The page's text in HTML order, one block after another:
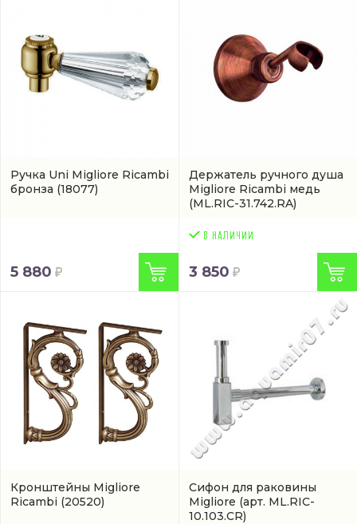
Ручка Uni Migliore Ricambi
бронза (18077)
5 880
Держатель ручного душа
Migliore Ricambi медь
(ML.RIC-31.742.RA)
3 850
Кронштейны Migliore
Ricambi (20520)
Сифон для раковины
Migliore (арт. ML.RIC-
10.103.CR)